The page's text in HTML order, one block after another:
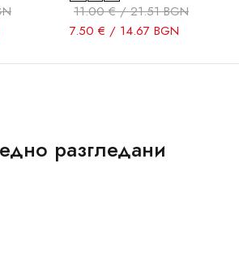
11.00 € / 21.51 BGN
7.50 € / 14.67 BGN
разгледани